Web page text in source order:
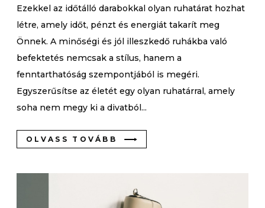
Ezekkel az időtálló darabokkal olyan ruhatárat hozhat
létre, amely időt, pénzt és energiát takarít meg
Önnek. A minőségi és jól illeszkedő ruhákba való
befektetés nemcsak a stílus, hanem a
fenntarthatóság szempontjából is megéri.
Egyszerűsítse az életét egy olyan ruhatárral, amely
soha nem megy ki a divatból...
OLVASS TOVÁBB